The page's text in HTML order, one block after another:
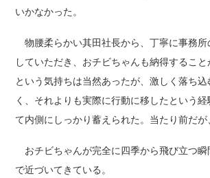
いかなかった。
物腰柔らかい其田社長から、丁寧に事務
していただき、おチビちゃんも納得するこ
という気持ちは当然あったが、激しく落ち
く、それよりも実際に行動に移したという
て内側にしっかり蓄えられた。当たり前だが
おチビちゃんが完全に四季から飛び立つ瞬
で近づいてきている。